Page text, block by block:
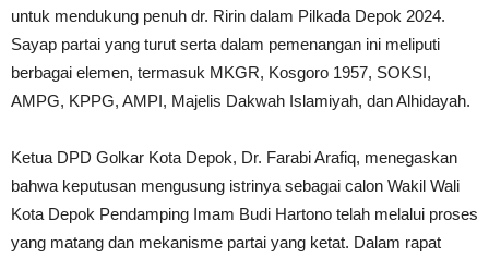
untuk mendukung penuh dr. Ririn dalam Pilkada Depok 2024.
Sayap partai yang turut serta dalam pemenangan ini meliputi
berbagai elemen, termasuk MKGR, Kosgoro 1957, SOKSI,
AMPG, KPPG, AMPI, Majelis Dakwah Islamiyah, dan Alhidayah.
Ketua DPD Golkar Kota Depok, Dr. Farabi Arafiq, menegaskan
bahwa keputusan mengusung istrinya sebagai calon Wakil Wali
Kota Depok Pendamping Imam Budi Hartono telah melalui proses
yang matang dan mekanisme partai yang ketat. Dalam rapat